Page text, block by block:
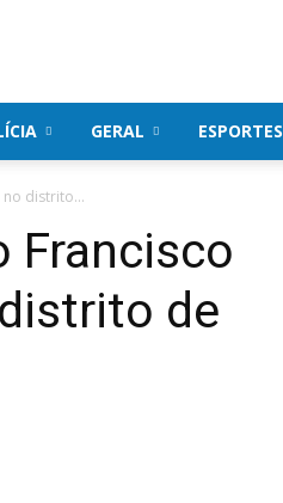
GERAL ESPORTES
no distrito...
Francisco
de